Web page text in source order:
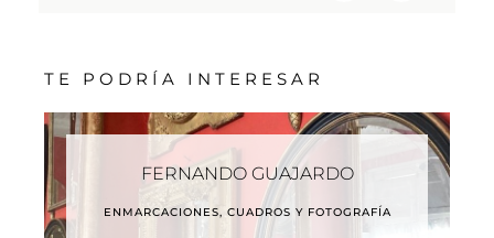
TE PODRÍA INTERESAR
FERNANDO GUAJARDO
ENMARCACIONES, CUADROS Y FOTOGRAFÍA